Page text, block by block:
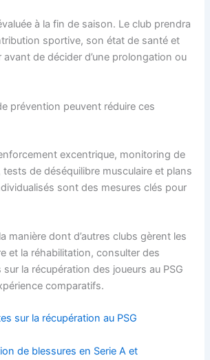
à la fin de saison. Le club prendra
sportive, son état de santé et
avant de décider d’une prolongation ou
prévention peuvent réduire ces
excentrique, monitoring de
tests de déséquilibre musculaire et plans
sont des mesures clés pour
manière dont d’autres clubs gèrent les
et la réhabilitation, consulter des
la récupération des joueurs au PSG
comparatifs.
sur la récupération au PSG
de blessures en Serie A et